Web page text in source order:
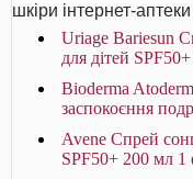
шкіри інтернет-
Uriage Bariesun
для дітей
Bioderma
заспокоєння
Avene Спрей
SPF50+ 200 мл 1